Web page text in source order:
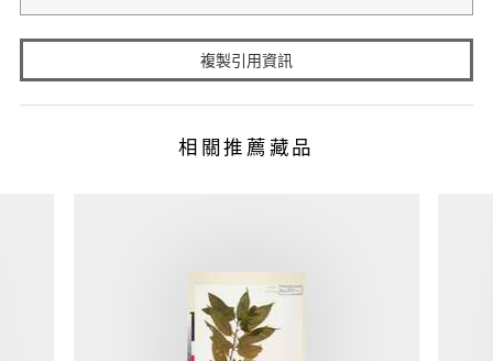
複製引用資訊
相關推薦藏品